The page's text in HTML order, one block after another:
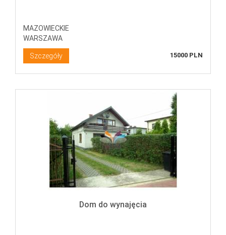
MAZOWIECKIE
WARSZAWA
Szczegóły 15000 PLN
Dom do wynajęcia